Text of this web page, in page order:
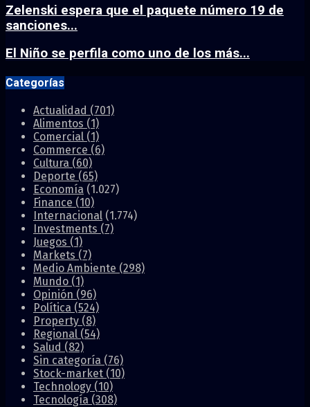
Zelenski espera que el paquete número 19 de
sanciones...
El Niño se perfila como uno de los más...
Categorías
Actualidad (701)
Alimentos (1)
Comercial (1)
Commerce (6)
Cultura (60)
Deporte (65)
Economía (1.027)
Finance (10)
Internacional (1.774)
Investments (7)
Juegos (1)
Markets (7)
Medio Ambiente (298)
Mundo (1)
Opinión (96)
Política (524)
Property (8)
Regional (54)
Salud (82)
Sin categoría (76)
Stock-market (10)
Technology (10)
Tecnología (308)